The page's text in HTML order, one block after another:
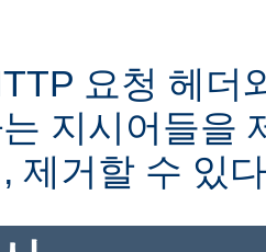
요청 헤더
지시어들을
제거할 수 있